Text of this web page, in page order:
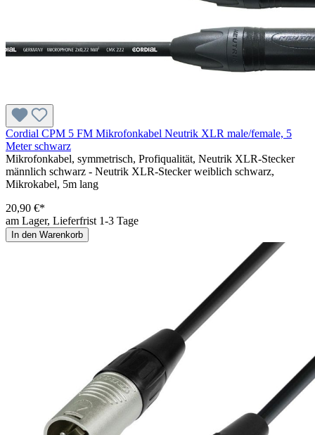
Cordial CPM 5 FM Mikrofonkabel Neutrik XLR male/female, 5
Meter schwarz
Mikrofonkabel, symmetrisch, Profiqualität, Neutrik XLR-Stecker
männlich schwarz - Neutrik XLR-Stecker weiblich schwarz,
Mikrokabel, 5m lang
20,90 €*
am Lager, Lieferfrist 1-3 Tage
In den Warenkorb